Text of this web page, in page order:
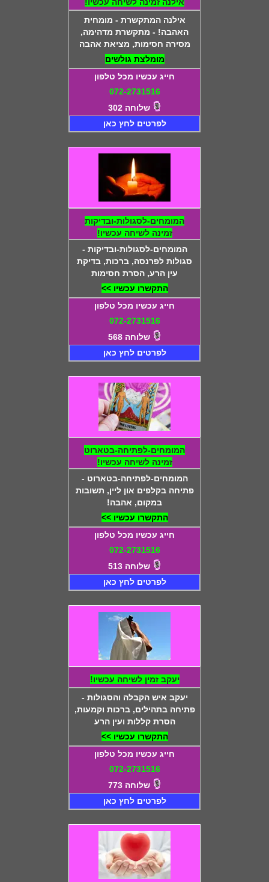
אילנה המתקשרת - מומחית
האהבה! - מתקשרת מדהימה,
מסירה חסימות, מציאת אהבה
מומלצת גולשים
חייג עכשיו מכל טלפון
072-2731516
שלוחה 302
לפרטים לחץ כאן
המומחים-לסגולות-ובדיקות
זמינה לשיחה עכשיו!
המומחים-לסגולות-ובדיקות -
סגולות לפרנסה, ברכות, בדיקת
עין הרע, הסרת חסימות
התקשרו עכשיו >>
חייג עכשיו מכל טלפון
072-2731516
שלוחה 568
לפרטים לחץ כאן
המומחים-לפתיחה-בטארוט
זמינה לשיחה עכשיו!
המומחים-לפתיחה-בטארוט -
פתיחה בקלפים און ליין, תשובות
במקום, אהבה!
התקשרו עכשיו >>
חייג עכשיו מכל טלפון
072-2731516
שלוחה 513
לפרטים לחץ כאן
יעקב זמין לשיחה עכשיו!
יעקב איש הקבלה והסגולות -
פתיחה בתהילים, ברכות וקמעות,
הסרת קללות ועין הרע
התקשרו עכשיו >>
חייג עכשיו מכל טלפון
072-2731516
שלוחה 773
לפרטים לחץ כאן